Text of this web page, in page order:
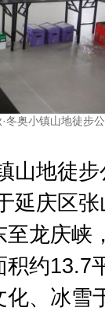
冬奥小镇山地徒步
地徒步
延庆区
至龙庆峡
积约13.7
化、冰雪